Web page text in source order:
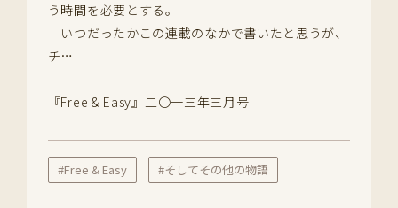
う時間を必要とする。
いつだったかこの連載のなかで書いたと思うが、
チ…
『Free & Easy』二〇一三年三月号
#Free & Easy #そしてその他の物語